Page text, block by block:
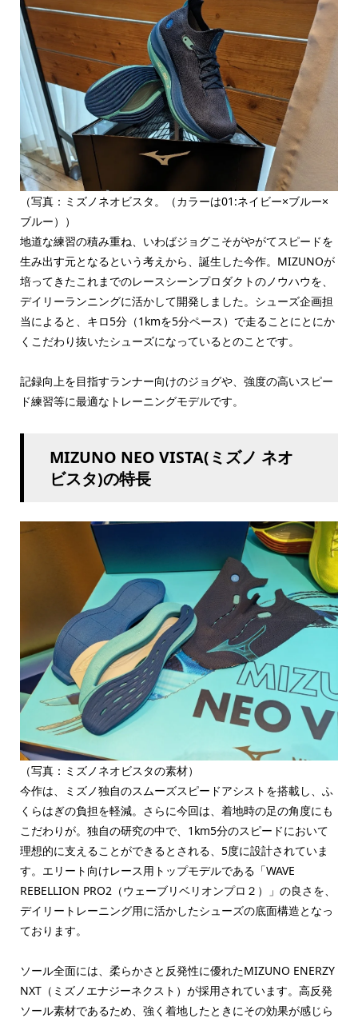
（写真：ミズノネオビスタ。（カラーは01:ネイビー×ブルー×
ブルー））
地道な練習の積み重ね、いわばジョグこそがやがてスピードを
生み出す元となるという考えから、誕生した今作。MIZUNOが
培ってきたこれまでのレースシーンプロダクトのノウハウを、
デイリーランニングに活かして開発しました。シューズ企画担
当によると、キロ5分（1kmを5分ペース）で走ることにとにか
くこだわり抜いたシューズになっているとのことです。
記録向上を目指すランナー向けのジョグや、強度の高いスピー
ド練習等に最適なトレーニングモデルです。
MIZUNO NEO VISTA(ミズノ ネオ
ビスタ)の特長
（写真：ミズノネオビスタの素材）
今作は、ミズノ独自のスムーズスピードアシストを搭載し、ふ
くらはぎの負担を軽減。さらに今回は、着地時の足の角度にも
こだわりが。独自の研究の中で、1km5分のスピードにおいて
理想的に支えることができるとされる、5度に設計されていま
す。エリート向けレース用トップモデルである「WAVE
REBELLION PRO2（ウェーブリベリオンプロ２）」の良さを、
デイリートレーニング用に活かしたシューズの底面構造となっ
ております。
ソール全面には、柔らかさと反発性に優れたMIZUNO ENERZY
NXT（ミズノエナジーネクスト）が採用されています。高反発
ソール素材であるため、強く着地したときにその効果が感じら